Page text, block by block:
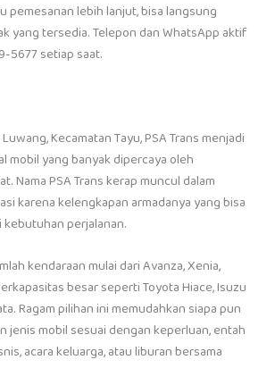
pemesanan lebih lanjut, bisa langsung
yang tersedia. Telepon dan WhatsApp aktif
5677 setiap saat.
Kecamatan Tayu, PSA Trans menjadi
mobil yang banyak dipercaya oleh
Nama PSA Trans kerap muncul dalam
karena kelengkapan armadanya yang bisa
perjalanan.
kendaraan mulai dari Avanza, Xenia,
besar seperti Toyota Hiace, Isuzu
Ragam pilihan ini memudahkan siapa pun
jenis mobil sesuai dengan keperluan, entah
acara keluarga, atau liburan bersama